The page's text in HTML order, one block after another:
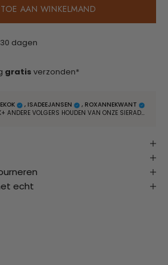
AAN WINKELMAND
dagen
gratis verzonden*
, ISADEEJANSEN
, ROXANNEKWANT
EN 29K+ ANDERE VOLGERS HOUDEN VAN ONZE SIERADEN
echt